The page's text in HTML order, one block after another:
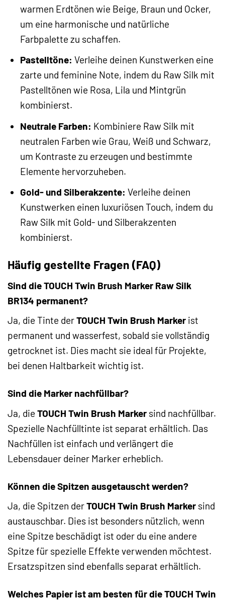
warmen Erdtönen wie Beige, Braun und Ocker,
um eine harmonische und natürliche
Farbpalette zu schaffen.
Pastelltöne: Verleihe deinen Kunstwerken eine
zarte und feminine Note, indem du Raw Silk mit
Pastelltönen wie Rosa, Lila und Mintgrün
kombinierst.
Neutrale Farben: Kombiniere Raw Silk mit
neutralen Farben wie Grau, Weiß und Schwarz,
um Kontraste zu erzeugen und bestimmte
Elemente hervorzuheben.
Gold- und Silberakzente: Verleihe deinen
Kunstwerken einen luxuriösen Touch, indem du
Raw Silk mit Gold- und Silberakzenten
kombinierst.
Häufig gestellte Fragen (FAQ)
Sind die TOUCH Twin Brush Marker Raw Silk
BR134 permanent?
Ja, die Tinte derTOUCH Twin Brush Marker ist
permanent und wasserfest, sobald sie vollständig
getrocknet ist. Dies macht sie ideal für Projekte,
bei denen Haltbarkeit wichtig ist.
Sind die Marker nachfüllbar?
Ja, die TOUCH Twin Brush Marker sind nachfüllbar.
Spezielle Nachfülltinte ist separat erhältlich. Das
Nachfüllen ist einfach und verlängert die
Lebensdauer deiner Marker erheblich.
Können die Spitzen ausgetauscht werden?
Ja, die Spitzen derTOUCH Twin Brush Marker sind
austauschbar. Dies ist besonders nützlich, wenn
eine Spitze beschädigt ist oder du eine andere
Spitze für spezielle Effekte verwenden möchtest.
Ersatzspitzen sind ebenfalls separat erhältlich.
Welches Papier ist am besten für die TOUCH Twin